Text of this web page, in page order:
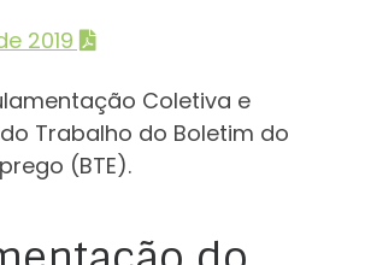
2019
Coletiva e
Trabalho do Boletim do
(BTE).